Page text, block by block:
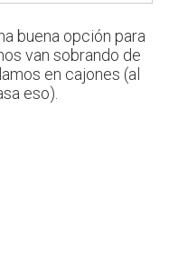
buena opción para
van sobrando de
en cajones (al
eso).